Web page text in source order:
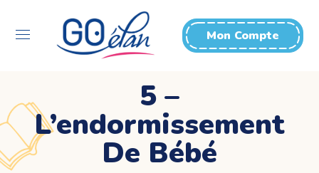
Mon Compte
5 –
L’endormissement
De Bébé